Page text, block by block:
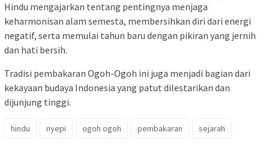
Hindu mengajarkan tentang pentingnya menjaga
keharmonisan alam semesta, membersihkan diri dari energi
negatif, serta memulai tahun baru dengan pikiran yang jernih
dan hati bersih.
Tradisi pembakaran Ogoh-Ogoh ini juga menjadi bagian dari
kekayaan budaya Indonesia yang patut dilestarikan dan
dijunjung tinggi.
hindu nyepi ogoh ogoh pembakaran sejarah